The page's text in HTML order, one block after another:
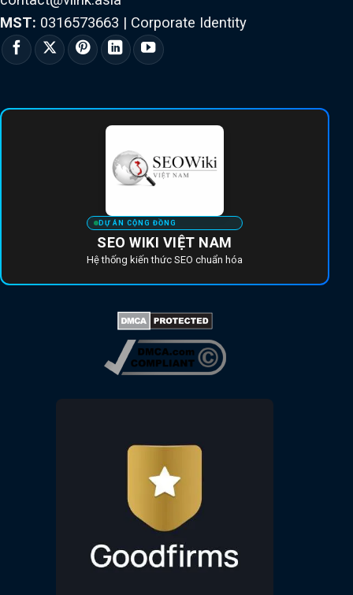
MST: 0316573663 | Corporate Identity
DỰ ÁN CỘNG ĐỒNG
SEO WIKI VIỆT NAM
Hệ thống kiến thức SEO chuẩn hóa